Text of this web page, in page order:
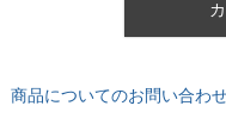
商品についてのお問い合わ